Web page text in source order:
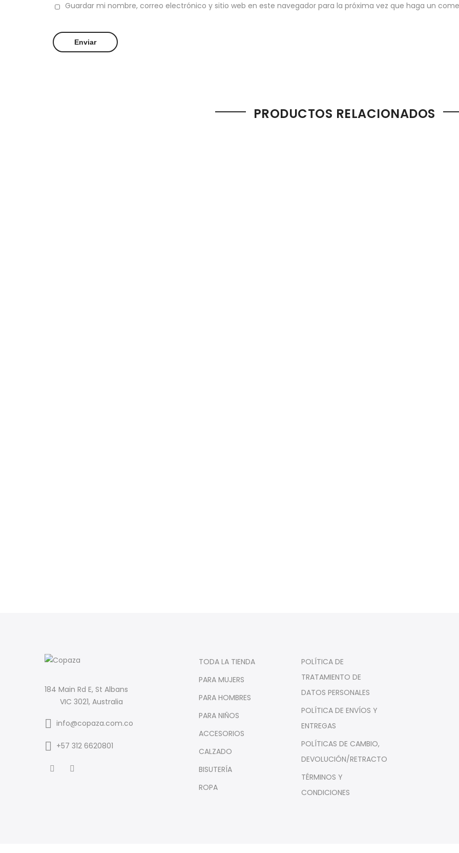
Guardar mi nombre, correo electrónico y sitio web en este navegador para la próxima vez que haga un
PRODUCTOS RELACIONADOS
184 Main Rd E, St Albans
VIC 3021, Australia
info@copaza.com.co
‪+57 312 6620801‬
TODA LA TIENDA
PARA MUJERS
PARA HOMBRES
PARA NIÑOS
ACCESORIOS
CALZADO
BISUTERÍA
ROPA
POLÍTICA DE
TRATAMIENTO DE
DATOS PERSONALES
POLÍTICA DE ENVÍOS Y
ENTREGAS
POLÍTICAS DE CAMBIO,
DEVOLUCIÓN/RETRACTO
TÉRMINOS Y
CONDICIONES